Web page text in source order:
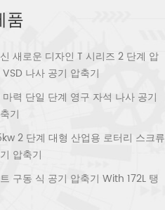
품
새로운 디자인 T 시리즈 2 단계 압
VSD 나사 공기 압축기
마력 단일 단계 영구 자석 나사 공기
기
2 단계 대형 산업용 로터리 스크류
압축기
구동 식 공기 압축기 With 172L 탱